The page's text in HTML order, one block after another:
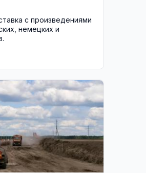
с произведениями
немецких и